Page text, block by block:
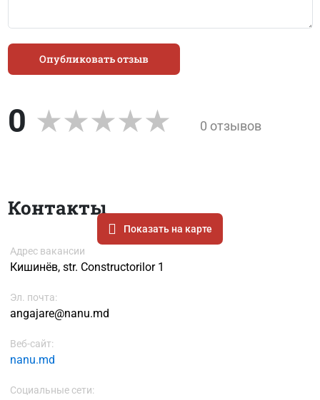
Опубликовать отзыв
0 0 отзывов
Контакты
Показать на карте
Адрес вакансии
Кишинёв, str. Constructorilor 1
Эл. почта:
angajare@nanu.md
Веб-сайт:
nanu.md
Социальные сети: